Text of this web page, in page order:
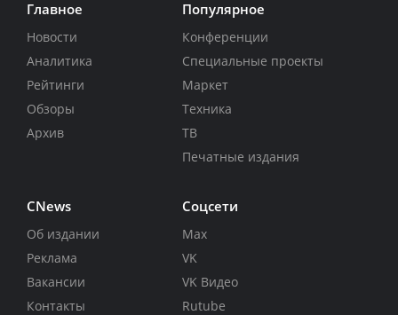
Главное
Новости
Аналитика
Рейтинги
Обзоры
Архив
Популярное
Конференции
Специальные проекты
Маркет
Техника
ТВ
Печатные издания
CNews
Об издании
Реклама
Вакансии
Контакты
Соцсети
Max
VK
VK Видео
Rutube